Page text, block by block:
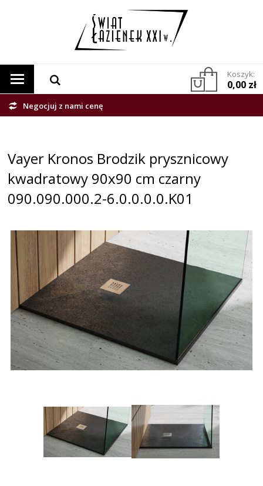
Koszyk:
0,00 zł
Negocjuj z nami cenę
Vayer Kronos Brodzik prysznicowy
kwadratowy 90x90 cm czarny
090.090.000.2-6.0.0.0.0.K01